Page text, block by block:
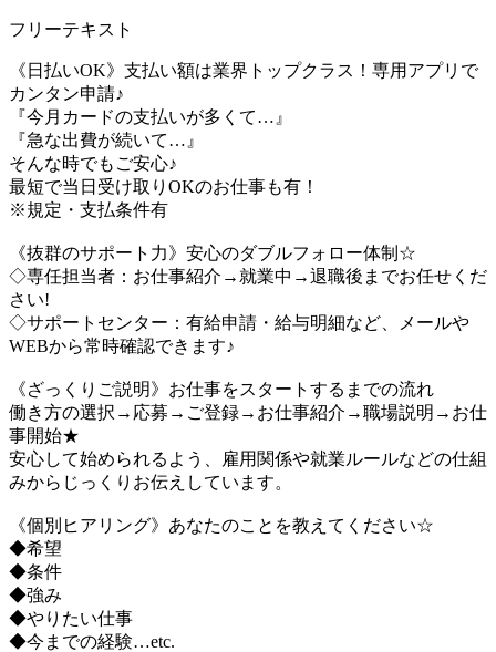
フリーテキスト
《日払いOK》支払い額は業界トップクラス！専用アプリで
カンタン申請♪
『今月カードの支払いが多くて…』
『急な出費が続いて…』
そんな時でもご安心♪
最短で当日受け取りOKのお仕事も有！
※規定・支払条件有
《抜群のサポート力》安心のダブルフォロー体制☆
◇専任担当者：お仕事紹介→就業中→退職後までお任せくだ
さい!
◇サポートセンター：有給申請・給与明細など、メールや
WEBから常時確認できます♪
《ざっくりご説明》お仕事をスタートするまでの流れ
働き方の選択→応募→ご登録→お仕事紹介→職場説明→お仕
事開始★
安心して始められるよう、雇用関係や就業ルールなどの仕組
みからじっくりお伝えしています。
《個別ヒアリング》あなたのことを教えてください☆
◆希望
◆条件
◆強み
◆やりたい仕事
◆今までの経験…etc.